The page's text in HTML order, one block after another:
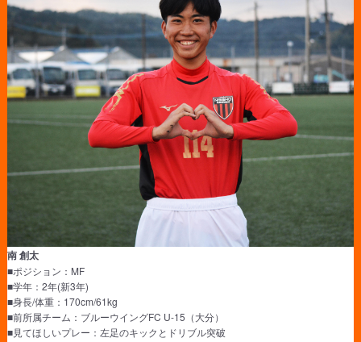
南 創太
■ポジション：MF
■学年：2年(新3年)
■身長/体重：170cm/61kg
■前所属チーム：ブルーウイングFC U-15（大分）
■見てほしいプレー：左足のキックとドリブル突破